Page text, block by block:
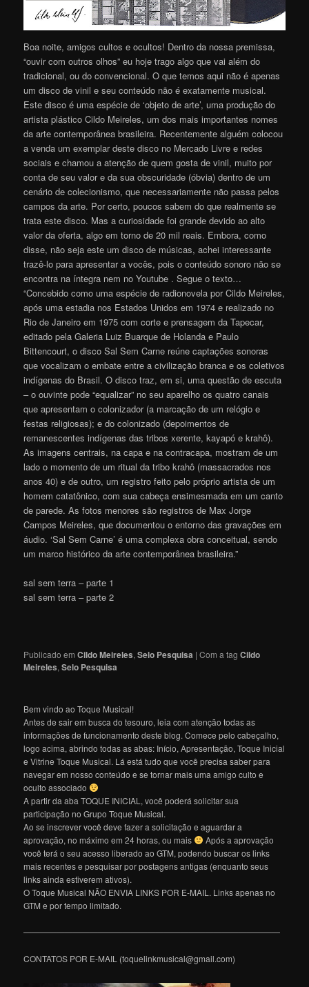
Boa noite, amigos cultos e ocultos! Dentro da nossa premissa,
“ouvir com outros olhos” eu hoje trago algo que vai além do
tradicional, ou do convencional. O que temos aqui não é apenas
um disco de vinil e seu conteúdo não é exatamente musical.
Este disco é uma espécie de ‘objeto de arte’, uma produção do
artista plástico Cildo Meireles, um dos mais importantes nomes
da arte contemporânea brasileira. Recentemente alguém colocou
a venda um exemplar deste disco no Mercado Livre e redes
sociais e chamou a atenção de quem gosta de vinil, muito por
conta de seu valor e da sua obscuridade (óbvia) dentro de um
cenário de colecionismo, que necessariamente não passa pelos
campos da arte. Por certo, poucos sabem do que realmente se
trata este disco. Mas a curiosidade foi grande devido ao alto
valor da oferta, algo em torno de 20 mil reais. Embora, como
disse, não seja este um disco de músicas, achei interessante
trazê-lo para apresentar a vocês, pois o conteúdo sonoro não se
encontra na íntegra nem no Youtube . Segue o texto…
“Concebido como uma espécie de radionovela por Cildo Meireles,
após uma estadia nos Estados Unidos em 1974 e realizado no
Rio de Janeiro em 1975 com corte e prensagem da Tapecar,
editado pela Galeria Luiz Buarque de Holanda e Paulo
Bittencourt, o disco Sal Sem Carne reúne captações sonoras
que vocalizam o embate entre a civilização branca e os coletivos
indígenas do Brasil. O disco traz, em si, uma questão de escuta
– o ouvinte pode “equalizar” no seu aparelho os quatro canais
que apresentam o colonizador (a marcação de um relógio e
festas religiosas); e do colonizado (depoimentos de
remanescentes indígenas das tribos xerente, kayapó e krahô).
As imagens centrais, na capa e na contracapa, mostram de um
lado o momento de um ritual da tribo krahô (massacrados nos
anos 40) e de outro, um registro feito pelo próprio artista de um
homem catatônico, com sua cabeça ensimesmada em um canto
de parede. As fotos menores são registros de Max Jorge
Campos Meireles, que documentou o entorno das gravações em
áudio. ‘Sal Sem Carne’ é uma complexa obra conceitual, sendo
um marco histórico da arte contemporânea brasileira.”
sal sem terra – parte 1
sal sem terra – parte 2
Publicado em Cildo Meireles,Selo Pesquisa |Com a tagCildo
Meireles,Selo Pesquisa
Bem vindo ao Toque Musical!
Antes de sair em busca do tesouro, leia com atenção todas as
informações de funcionamento deste blog. Comece pelo cabeçalho,
logo acima, abrindo todas as abas: Início, Apresentação, Toque Inicial
e Vitrine Toque Musical. Lá está tudo que você precisa saber para
navegar em nosso conteúdo e se tornar mais uma amigo culto e
oculto associado
A partir da aba TOQUE INICIAL, você poderá solicitar sua
participação no Grupo Toque Musical.
Ao se inscrever você deve fazer a solicitação e aguardar a
aprovação, no máximo em 24 horas, ou mais
Após a aprovação
você terá o seu acesso liberado ao GTM, podendo buscar os links
mais recentes e pesquisar por postagens antigas (enquanto seus
links ainda estiverem ativos).
O Toque Musical NÃO ENVIA LINKS POR E-MAIL. Links apenas no
GTM e por tempo limitado.
———————————————————————————————
CONTATOS POR E-MAIL (toquelinkmusical@gmail.com)